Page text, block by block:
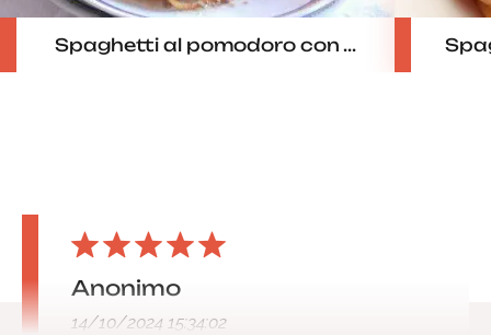
Spaghetti al pomodoro con ...
Anonimo
14/10/2024 15:34:02